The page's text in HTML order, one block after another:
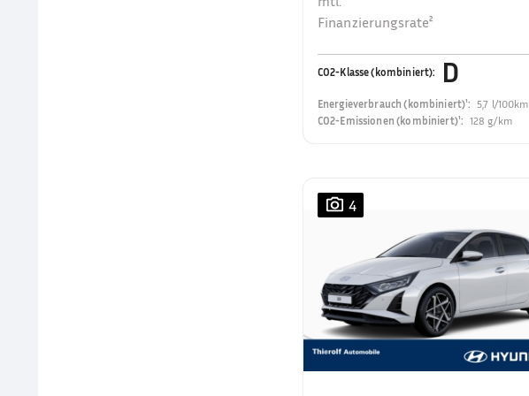
Finanzierungsrate²
CO2-Klasse (kombiniert): D
Energieverbrauch (kombiniert)¹: 5,7 l/100km
CO2-Emissionen (kombiniert)¹: 128 g/km
4